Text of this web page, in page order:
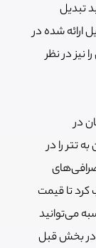
تبدیل
ارائه شده در
نیز در نظر
در
تتر را در
صرافی‌های
تا قیمت
می‌توانید
در بخش قبل